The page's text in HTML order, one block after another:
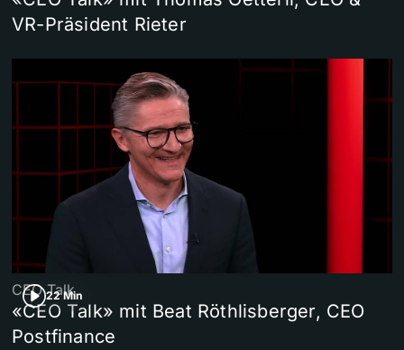
VR-Präsident Rieter
22 Min
CEO Talk
«CEO Talk» mit Beat Röthlisberger, CEO
Postfinance